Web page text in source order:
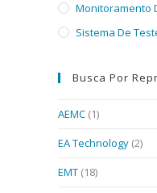
Monitoramento
Sistema De
Busca Por
AEMC (1)
EA Technology (2)
EMT (18)